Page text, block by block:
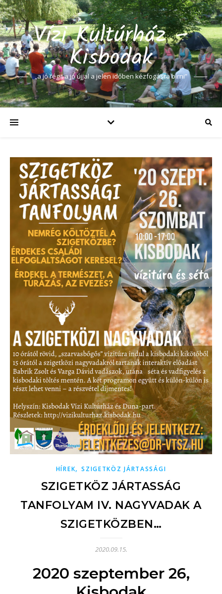
Vízi Kultúrház –
Kisbodak
„a jó régit a jó újjal a jelen időben kézfogásra bírni”
HÍREK,SZIGETKÖZ JÁRTASSÁGI
SZIGETKÖZ JÁRTASSÁG
TANFOLYAM IV. NAGYVADAK A
SZIGETKÖZBEN…
2020.09.15.
2020 szeptember 26,